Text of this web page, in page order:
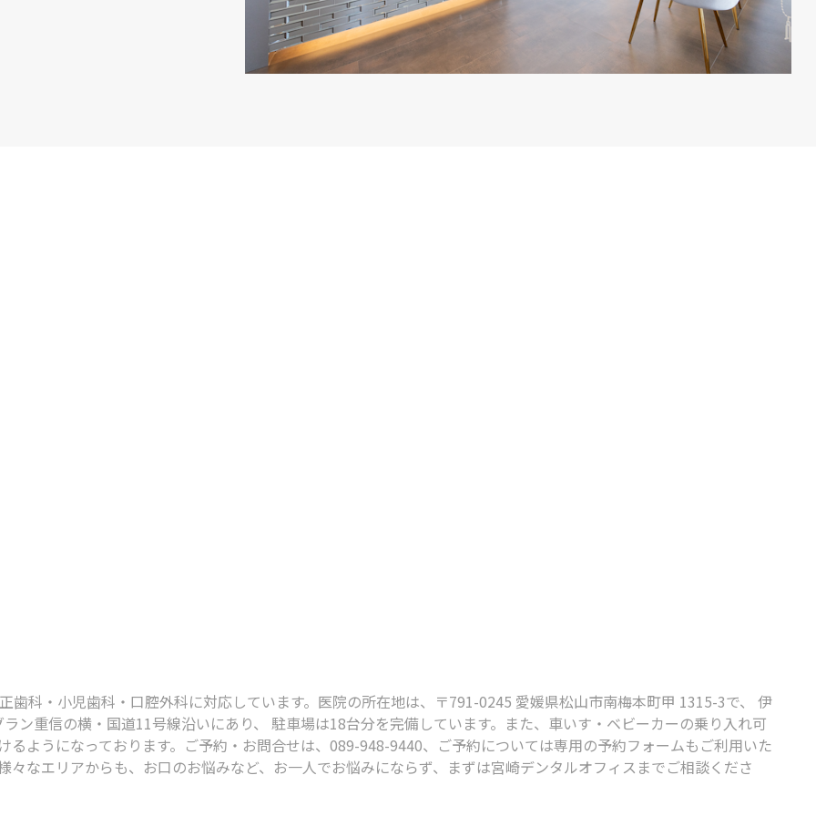
歯科・小児歯科・口腔外科に対応しています。医院の所在地は、〒791-0245 愛媛県松山市南梅本町甲 1315-3で、 伊
ン重信の横・国道11号線沿いにあり、 駐車場は18台分を完備しています。また、車いす・ベビーカーの乗り入れ可
ようになっております。ご予約・お問合せは、089-948-9440、ご予約については専用の予約フォームもご利用いた
なエリアからも、お口のお悩みなど、お一人でお悩みにならず、まずは宮崎デンタルオフィスまでご相談くださ